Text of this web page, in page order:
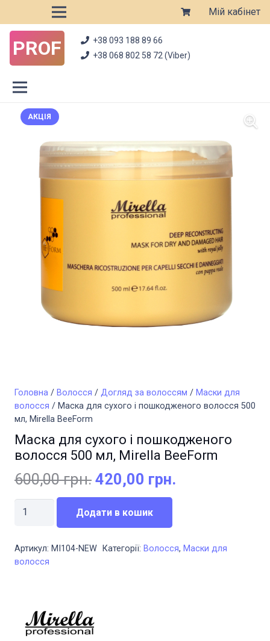
Мій кабінет
PROF
+38 093 188 89 66
+38 068 802 58 72 (Viber)
АКЦІЯ
Головна / Волосся / Догляд за волоссям / Маски для
волосся / Маска для сухого і пошкодженого волосся 500
мл, Mirella BeeForm
Маска для сухого і пошкодженого
волосся 500 мл, Mirella BeeForm
600,00грн. Оригінальна
ціна:
600,00 грн..
420,00 грн.
Маска
мл,
Додати в кошик
Артикул: MI104-NEW Категорії: Волосся, Маски для
волосся